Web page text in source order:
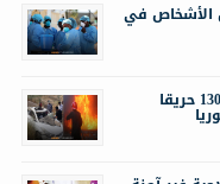
الأشخاص في
الدفاع المدني يستجيب لـ130 حريقا